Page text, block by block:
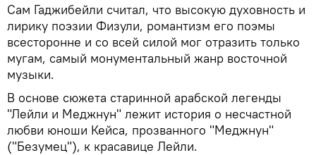
Сам Гаджибейли считал, что высокую духовность и
лирику поэзии Физули, романтизм его поэмы
всесторонне и со всей силой мог отразить только
мугам, самый монументальный жанр восточной
музыки.
В основе сюжета старинной арабской легенды
"Лейли и Меджнун" лежит история о несчастной
любви юноши Кейса, прозванного "Меджнун"
("Безумец"), к красавице Лейли.